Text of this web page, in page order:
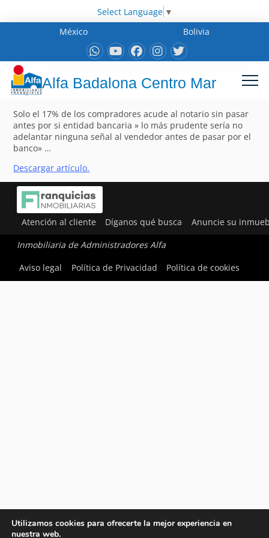
Select Language ▼
México
Bolivia
Alfa Badalona Centro Mar
Solo el 17% de los compradores acude al notario sin pasar
antes por si entidad bancaria » lo más prudente sería no
adelantar ninguna señal al vendedor antes de pasar por el
banco» …
Descargar artículo.
Atención al cliente Díganos qué busca Anuncie su
Inmobiliaria de Administradores Alfa
Aviso legal
Política de Privacidad Política de cookies
Utilizamos cookies para ofrecerte la mejor experiencia en
nuestra web.